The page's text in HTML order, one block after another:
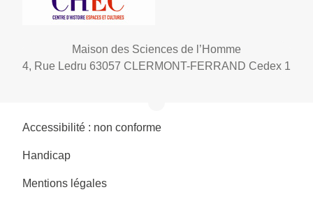
Maison des Sciences de l’Homme
4, Rue Ledru 63057 CLERMONT-FERRAND Cedex 1
Accessibilité : non conforme
Handicap
Mentions légales